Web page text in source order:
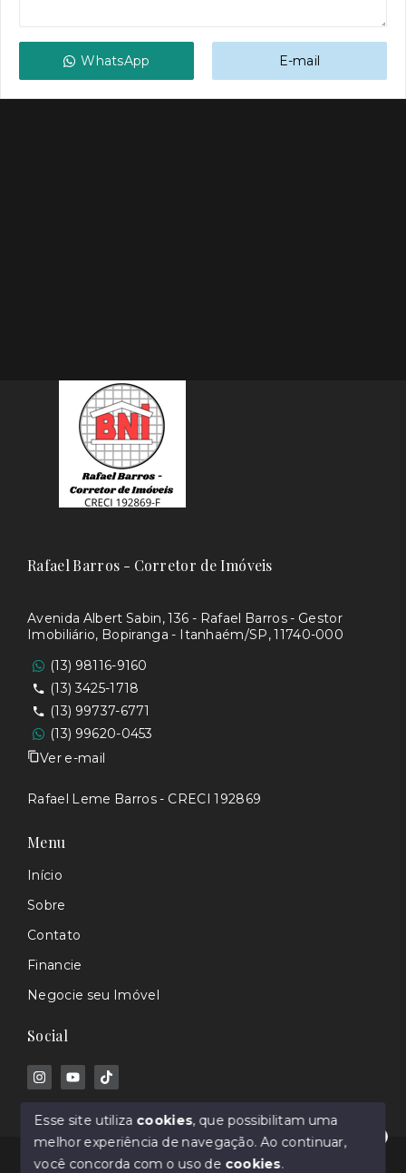
WhatsApp E-mail
Olá! Estamos disponíveis para te ajudar.
Rafael Barros - Corretor de Imóveis
Avenida Albert Sabin, 136 - Rafael Barros - Gestor
Imobiliário, Bopiranga - Itanhaém/SP, 11740-000
(13) 98116-9160
(13) 3425-1718
(13) 99737-6771
(13) 99620-0453
Ver e-mail
Rafael Leme Barros - CRECI 192869
Menu
Início
Sobre
Contato
Financie
Negocie seu Imóvel
Social
© Copyright 2026 - Rafael Barros - Corretor de
Esse site utiliza cookies, que possibilitam uma
melhor experiência de navegação.Ao continuar,
você concorda com o uso de cookies.